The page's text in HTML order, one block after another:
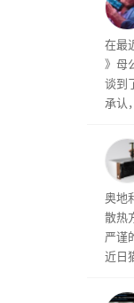
在最
》母
谈到
承认
何
注
导。
器
奥地
散热
严谨
近日
是